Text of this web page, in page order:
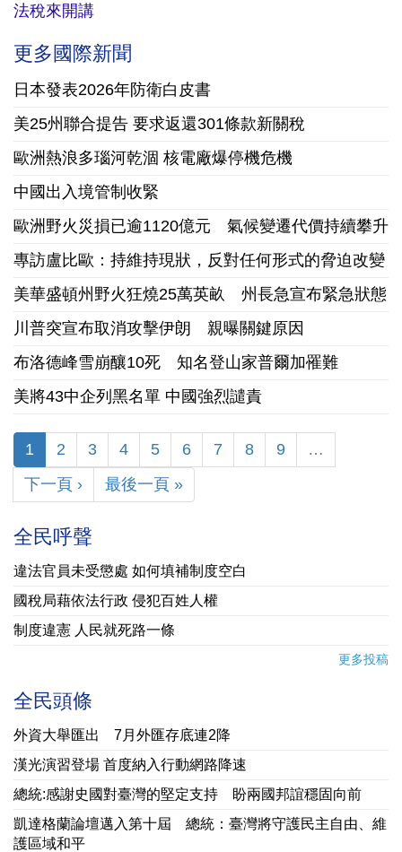
法稅來開講
更多國際新聞
日本發表2026年防衛白皮書
美25州聯合提告 要求返還301條款新關稅
歐洲熱浪多瑙河乾涸 核電廠爆停機危機
中國出入境管制收緊
歐洲野火災損已逾1120億元 氣候變遷代價持續攀升
專訪盧比歐：持維持現狀，反對任何形式的脅迫改變
美華盛頓州野火狂燒25萬英畝 州長急宣布緊急狀態
川普突宣布取消攻擊伊朗 親曝關鍵原因
布洛德峰雪崩釀10死 知名登山家普爾加罹難
美將43中企列黑名單 中國強烈譴責
1 2 3 4 5 6 7 8 9
…
下一頁 ›
最後一頁 »
全民呼聲
違法官員未受懲處 如何填補制度空白
國稅局藉依法行政 侵犯百姓人權
制度違憲 人民就死路一條
更多投稿
全民頭條
外資大舉匯出 7月外匯存底連2降
漢光演習登場 首度納入行動網路降速
總統:感謝史國對臺灣的堅定支持 盼兩國邦誼穩固向前
凱達格蘭論壇邁入第十屆 總統：臺灣將守護民主自由、維
護區域和平